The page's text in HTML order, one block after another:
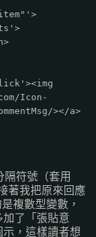
Icon-
></a>
隔符號（套用
著我把原來回應
複數型變數，
加了「張貼意
，這樣讀者想